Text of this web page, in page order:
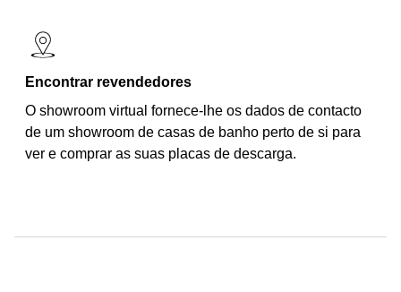
Encontrar revendedores
O showroom virtual fornece-lhe os dados de contacto
de um showroom de casas de banho perto de si para
ver e comprar as suas placas de descarga.